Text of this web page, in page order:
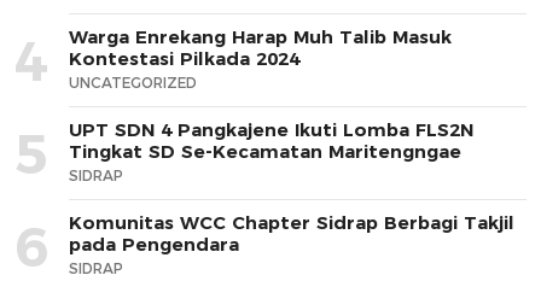
4
Warga Enrekang Harap Muh Talib Masuk
Kontestasi Pilkada 2024
UNCATEGORIZED
5
UPT SDN 4 Pangkajene Ikuti Lomba FLS2N
Tingkat SD Se-Kecamatan Maritengngae
SIDRAP
6
Komunitas WCC Chapter Sidrap Berbagi Takjil
pada Pengendara
SIDRAP